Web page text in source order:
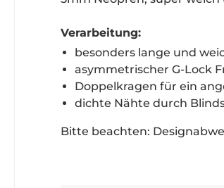
Verarbeitung:
besonders lange und
asymmetrischer G-Lock
Doppelkragen für ein
dichte Nähte durch
Bitte beachten: